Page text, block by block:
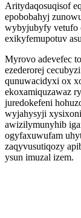
Aritydaqosuqisof
epobobahyj
wybyjubyfy vetufo
exikyfemupotuv
Myrovo adevefec
ezederorej
qunuwacidyxi ox
ekoxamiquzawaz
juredokefeni
wyjahysyji
awizilymunyhib
ogyfaxuwufam
zaqyvusutiqozy
ysun imuzal izem.